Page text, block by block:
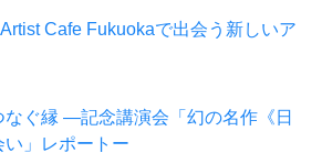
Cafe Fukuokaで出会う新しいア
ぐ縁 ―記念講演会「幻の名作《日
」レポートー